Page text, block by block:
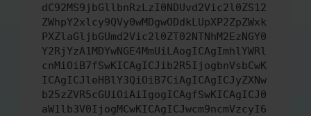
dC92MS9jbGllbnRzLzI0NDUvd2Vic2l0ZS12
ZWhpY2xlcy9QVy0wMDgwODdkLUpXP2ZpZWxk
PXZlaGljbGUmd2Vic2l0ZT02NTNhM2EzNGY0
Y2RjYzA1MDYwNGE4MmUiLAogICAgImhlYWRl
cnMiOiB7fSwKICAgICJib2R5IjogbnVsbCwK
ICAgICJleHBlY3QiOiB7CiAgICAgICJyZXNw
b25zZVR5cGUiOiAiIgogICAgfSwKICAgICJ0
aW1lb3V0IjogMCwKICAgICJwcm9ncmVzcyI6